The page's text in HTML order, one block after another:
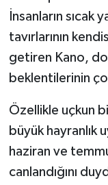
İnsanların sıcak
tavırlarının
getiren Kano,
beklentilerinin
Özellikle uçkun
büyük hayranlık
haziran ve
canlandığını